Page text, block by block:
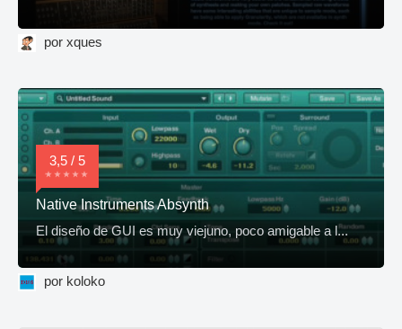
por xques
3,5 / 5
Native Instruments Absynth
El diseño de GUI es muy viejuno, poco amigable a l...
por koloko